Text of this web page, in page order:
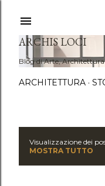
ARCHIS LOCI
Blog di Arte, Architettura
ARCHITETTURA
Visualizzazione dei
MOSTRA TUTTO